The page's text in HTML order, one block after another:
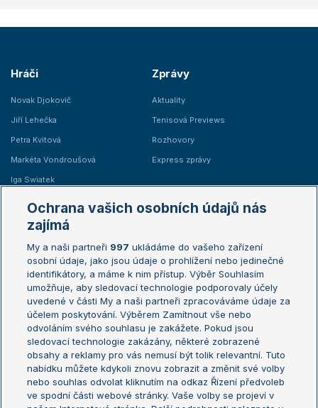
Hráči
Novak Djokovič
Jiří Lehečka
Petra Kvitová
Markéta Vondroušová
Iga Swiatek
Zprávy
Aktuality
Tenisová Previews
Rozhovory
Express zprávy
Žebříčky
Žebříček ATP (muži)
Žebříček WTA (ženy)
Sázkařský žebříček
Australian Open
French Open
Wimbledon
US Open
Turnaj mistrů
Turnaj mistryň
Aktualní trendy
Fotbalové přestupy
Ochrana vašich osobních údajů nás
zajímá
My a naši partneři 997 ukládáme do vašeho zařízení
osobní údaje, jako jsou údaje o prohlížení nebo jedinečné
identifikátory, a máme k nim přístup. Výběr Souhlasím
umožňuje, aby sledovací technologie podporovaly účely
uvedené v části My a naši partneři zpracováváme údaje za
účelem poskytování. Výběrem Zamítnout vše nebo
odvoláním svého souhlasu je zakážete. Pokud jsou
sledovací technologie zakázány, některé zobrazené
obsahy a reklamy pro vás nemusí být tolik relevantní. Tuto
nabídku můžete kdykoli znovu zobrazit a změnit své volby
nebo souhlas odvolat kliknutím na odkaz Řízení předvoleb
ve spodní části webové stránky. Vaše volby se projeví v